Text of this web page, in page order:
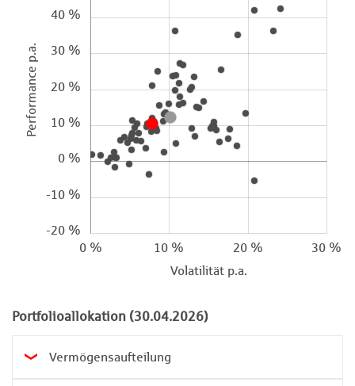
0 % 10 % 20 %
30 %
Volatilität p.a.
-20 %
-10 %
0 %
10 %
20 %
30 %
40 %
Performance p.a.
Portfolioallokation (30.04.2026)
 Vermögensaufteilung